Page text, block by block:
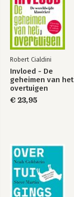
Robert Cialdini
Invloed - De
geheimen van het
overtuigen
€ 23,95